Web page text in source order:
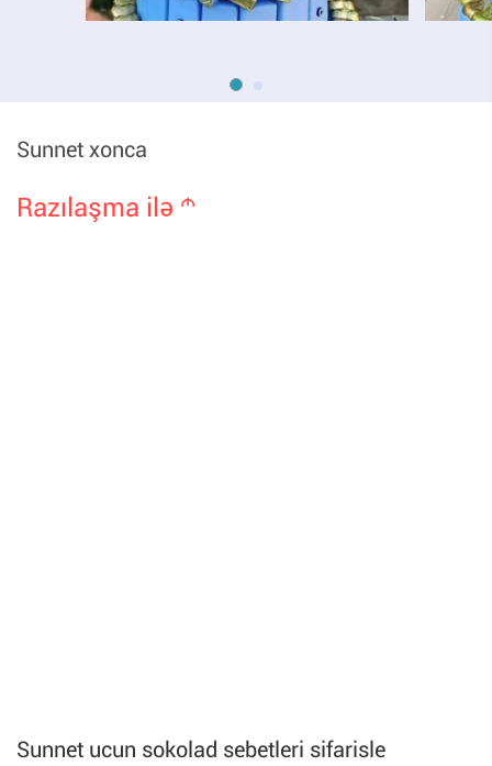
Sunnet xonca
Razılaşma ilə m
Sunnet ucun sokolad sebetleri sifarisle